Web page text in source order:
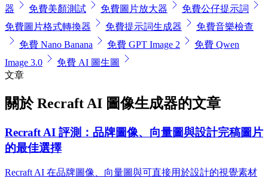
器
免費美顏測試 免費圖片放大器
免費公仔提示詞
免費圖片格式轉換器
免費提示詞生成器
免費音樂檢查
免費 Nano Banana
免費 GPT Image 2
免費 Qwen
Image 3.0
免費 AI 圖生圖
文章
關於 Recraft AI 圖像生成器的文章
Recraft AI 評測：品牌圖像、向量圖與設計完稿圖片
的最佳選擇
Recraft AI 在品牌圖像、向量圖與可直接用於設計的視覺素材